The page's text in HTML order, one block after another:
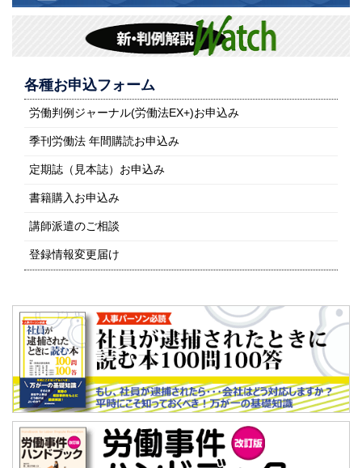
各種お申込フォーム
労働判例ジャーナル(労働法EX+)お申込み
季刊労働法 年間購読お申込み
定期誌（見本誌）お申込み
書籍購入お申込み
講師派遣のご相談
登録情報変更届け